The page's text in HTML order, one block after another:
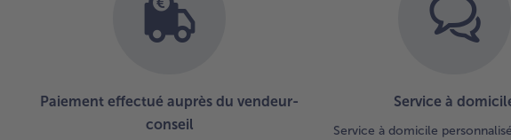
Paiement effectué auprès du vendeur-
conseil
Service à
Service à domicile